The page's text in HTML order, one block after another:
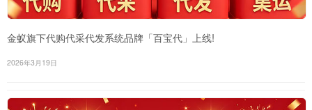
金蚁旗下代购代采代发系统品牌「百宝代」上线!
2026年3月19日